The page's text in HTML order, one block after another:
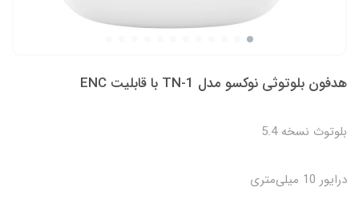
هدفون بلوتوثی نوکسو مدل TN-1 با قابلیت ENC
بلوتوث نسخه 5.4
درایور 10 میلی‌متری